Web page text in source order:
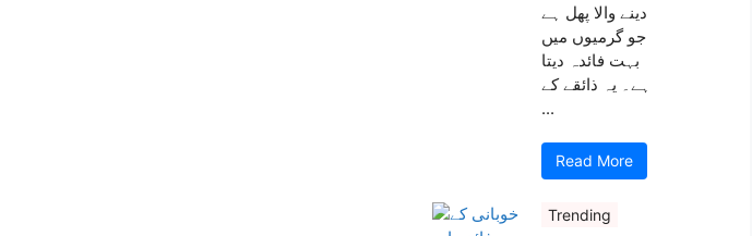
دینے والا پھل ہے
جو گرمیوں میں
بہت فائدہ دیتا
ہے۔ یہ ذائقے کے
...
Read More
Trending